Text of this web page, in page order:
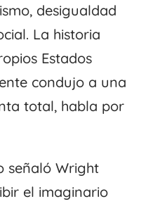
desigualdad
La historia
Estados
condujo a una
total, habla por
señaló Wright
el imaginario